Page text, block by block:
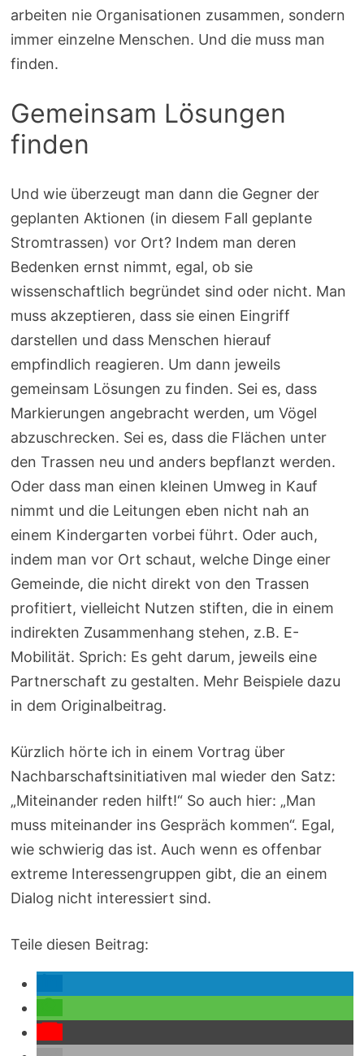
arbeiten nie Organisationen zusammen, sondern
immer einzelne Menschen. Und die muss man
finden.
Gemeinsam Lösungen
finden
Und wie überzeugt man dann die Gegner der
geplanten Aktionen (in diesem Fall geplante
Stromtrassen) vor Ort? Indem man deren
Bedenken ernst nimmt, egal, ob sie
wissenschaftlich begründet sind oder nicht. Man
muss akzeptieren, dass sie einen Eingriff
darstellen und dass Menschen hierauf
empfindlich reagieren. Um dann jeweils
gemeinsam Lösungen zu finden. Sei es, dass
Markierungen angebracht werden, um Vögel
abzuschrecken. Sei es, dass die Flächen unter
den Trassen neu und anders bepflanzt werden.
Oder dass man einen kleinen Umweg in Kauf
nimmt und die Leitungen eben nicht nah an
einem Kindergarten vorbei führt. Oder auch,
indem man vor Ort schaut, welche Dinge einer
Gemeinde, die nicht direkt von den Trassen
profitiert, vielleicht Nutzen stiften, die in einem
indirekten Zusammenhang stehen, z.B. E-
Mobilität. Sprich: Es geht darum, jeweils eine
Partnerschaft zu gestalten. Mehr Beispiele dazu
in dem Originalbeitrag.
Kürzlich hörte ich in einem Vortrag über
Nachbarschaftsinitiativen mal wieder den Satz:
„Miteinander reden hilft!“ So auch hier: „Man
muss miteinander ins Gespräch kommen“. Egal,
wie schwierig das ist. Auch wenn es offenbar
extreme Interessengruppen gibt, die an einem
Dialog nicht interessiert sind.
Teile diesen Beitrag: